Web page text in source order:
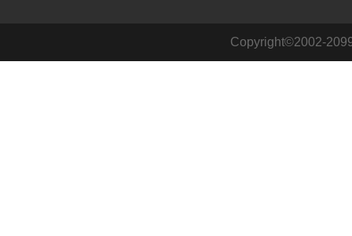
Copyright©2002-